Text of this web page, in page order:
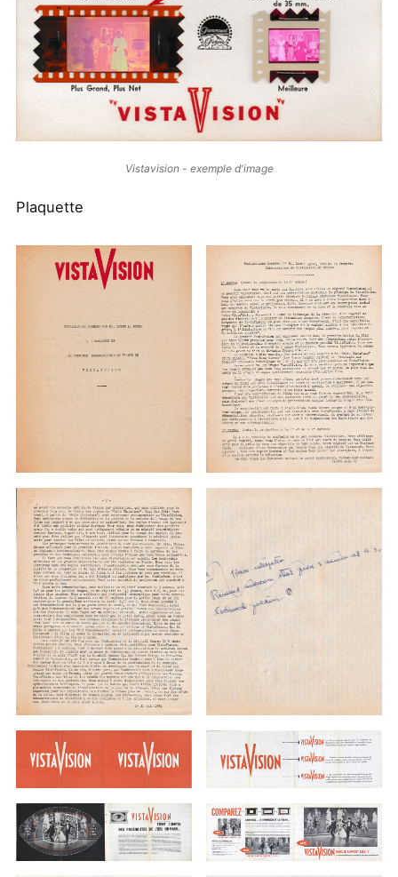
Vistavision - exemple d'image
Plaquette